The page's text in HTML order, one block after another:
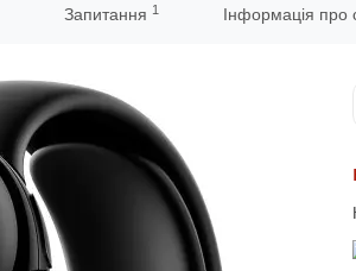
Запитання 1 Інформація про